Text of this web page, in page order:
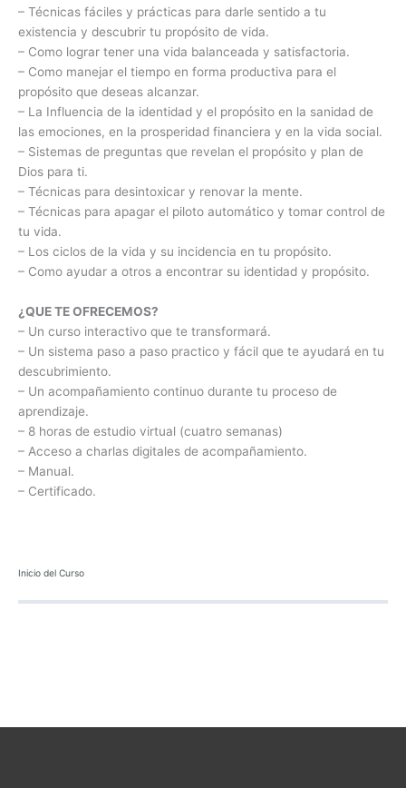
– Técnicas fáciles y prácticas para darle sentido a tu
existencia y descubrir tu propósito de vida.
– Como lograr tener una vida balanceada y satisfactoria.
– Como manejar el tiempo en forma productiva para el
propósito que deseas alcanzar.
– La Influencia de la identidad y el propósito en la sanidad de
las emociones, en la prosperidad financiera y en la vida social.
– Sistemas de preguntas que revelan el propósito y plan de
Dios para ti.
– Técnicas para desintoxicar y renovar la mente.
– Técnicas para apagar el piloto automático y tomar control de
tu vida.
– Los ciclos de la vida y su incidencia en tu propósito.
– Como ayudar a otros a encontrar su identidad y propósito.
¿QUE TE OFRECEMOS?
– Un curso interactivo que te transformará.
– Un sistema paso a paso practico y fácil que te ayudará en tu
descubrimiento.
– Un acompañamiento continuo durante tu proceso de
aprendizaje.
– 8 horas de estudio virtual (cuatro semanas)
– Acceso a charlas digitales de acompañamiento.
– Manual.
– Certificado.
Inicio del Curso